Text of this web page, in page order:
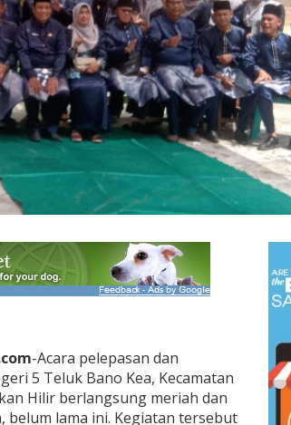
-Acara pelepasan dan
5 Teluk Bano Kea, Kecamatan
Hilir berlangsung meriah dan
belum lama ini. Kegiatan tersebut